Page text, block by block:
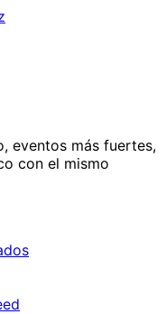
eventos más fuertes,
con el mismo